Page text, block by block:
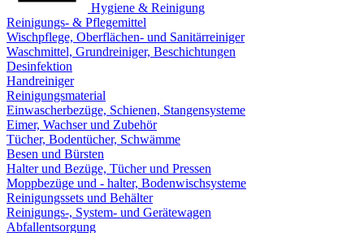
Hygiene & Reinigung
Reinigungs- & Pflegemittel
Wischpflege, Oberflächen- und Sanitärreiniger
Waschmittel, Grundreiniger, Beschichtungen
Desinfektion
Handreiniger
Reinigungsmaterial
Einwascherbezüge, Schienen, Stangensysteme
Eimer, Wachser und Zubehör
Tücher, Bodentücher, Schwämme
Besen und Bürsten
Halter und Bezüge, Tücher und Pressen
Moppbezüge und - halter, Bodenwischsysteme
Reinigungssets und Behälter
Reinigungs-, System- und Gerätewagen
Abfallentsorgung